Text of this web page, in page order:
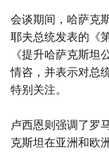
会谈期间，哈萨克
耶夫总统发表的《
《提升哈萨克斯
情咨，并表示对总
特别关注。
卢西恩则强调了罗
克斯坦在亚洲和欧